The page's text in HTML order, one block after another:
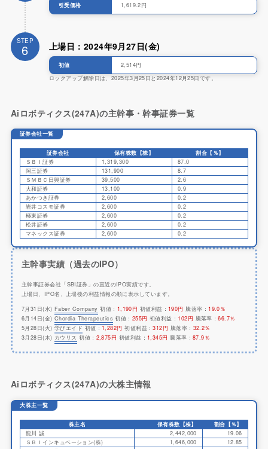
引受価格 1,619.2円
STEP
6 上場日：2024年9月27日(金)
初値
2,514円
ロックアップ解除日は、2025年3月25日と2024年12月25日です。
Aiロボティクス(247A)の主幹事・幹事証券一覧
証券会社一覧
証券会社 保有株数【株】
割合【％】
ＳＢＩ証券
1,319,300
87.0
岡三証券
131,900
8.7
ＳＭＢＣ日興証券
39,500
2.6
大和証券
13,100
0.9
あかつき証券
2,600
0.2
岩井コスモ証券
2,600
0.2
極東証券
2,600
0.2
松井証券
2,600
0.2
マネックス証券
2,600 0.2
主幹事実績（過去のIPO）
主幹事証券会社「SBI証券」の直近のIPO実績です。
上場日、IPO名、上場後の利益情報の順に表示しています。
7月31日(水) Faber Company 初値： 1,190円 初値利益： 190円 騰落率： 19.0％
6月14日(金) Chordia Therapeutics 初値： 255円 初値利益： 102円 騰落率：66.7％
5月28日(火) 学びエイド 初値： 1,282円 初値利益：312円 騰落率： 32.2％
3月28日(木) カウリス 初値： 2,875円 初値利益： 1,345円 騰落率： 87.9％
Aiロボティクス(247A)の大株主情報
大株主一覧
株主名 保有株数【株】
割合【％】
龍川 誠
2,442,000
19.06
ＳＢＩインキュベーション(株)
1,646,000
12.85